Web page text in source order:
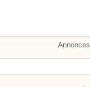
Annonces